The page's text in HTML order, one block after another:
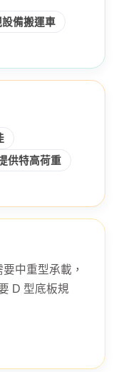
設備搬運車
供特高荷重
中重型承載，
D 型底板規